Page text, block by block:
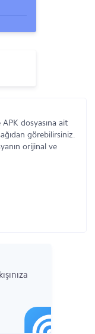
dosyasına ait
görebilirsiniz.
orijinal ve